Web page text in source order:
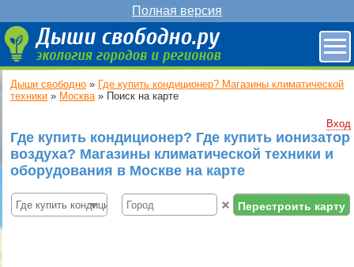
Полная версия
Дыши свободно » Где купить кондиционер? Магазины климатической
техники » Москва» Поиск на карте
Вход
Где купить кондиционер? Где купить ионизатор
воздуха? Магазины климатической техники и
оборудования в Москве на карте